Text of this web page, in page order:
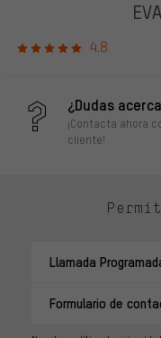
4.8
¿Dudas
¡Contacta ahora
cliente!
Llamada
Formulario de